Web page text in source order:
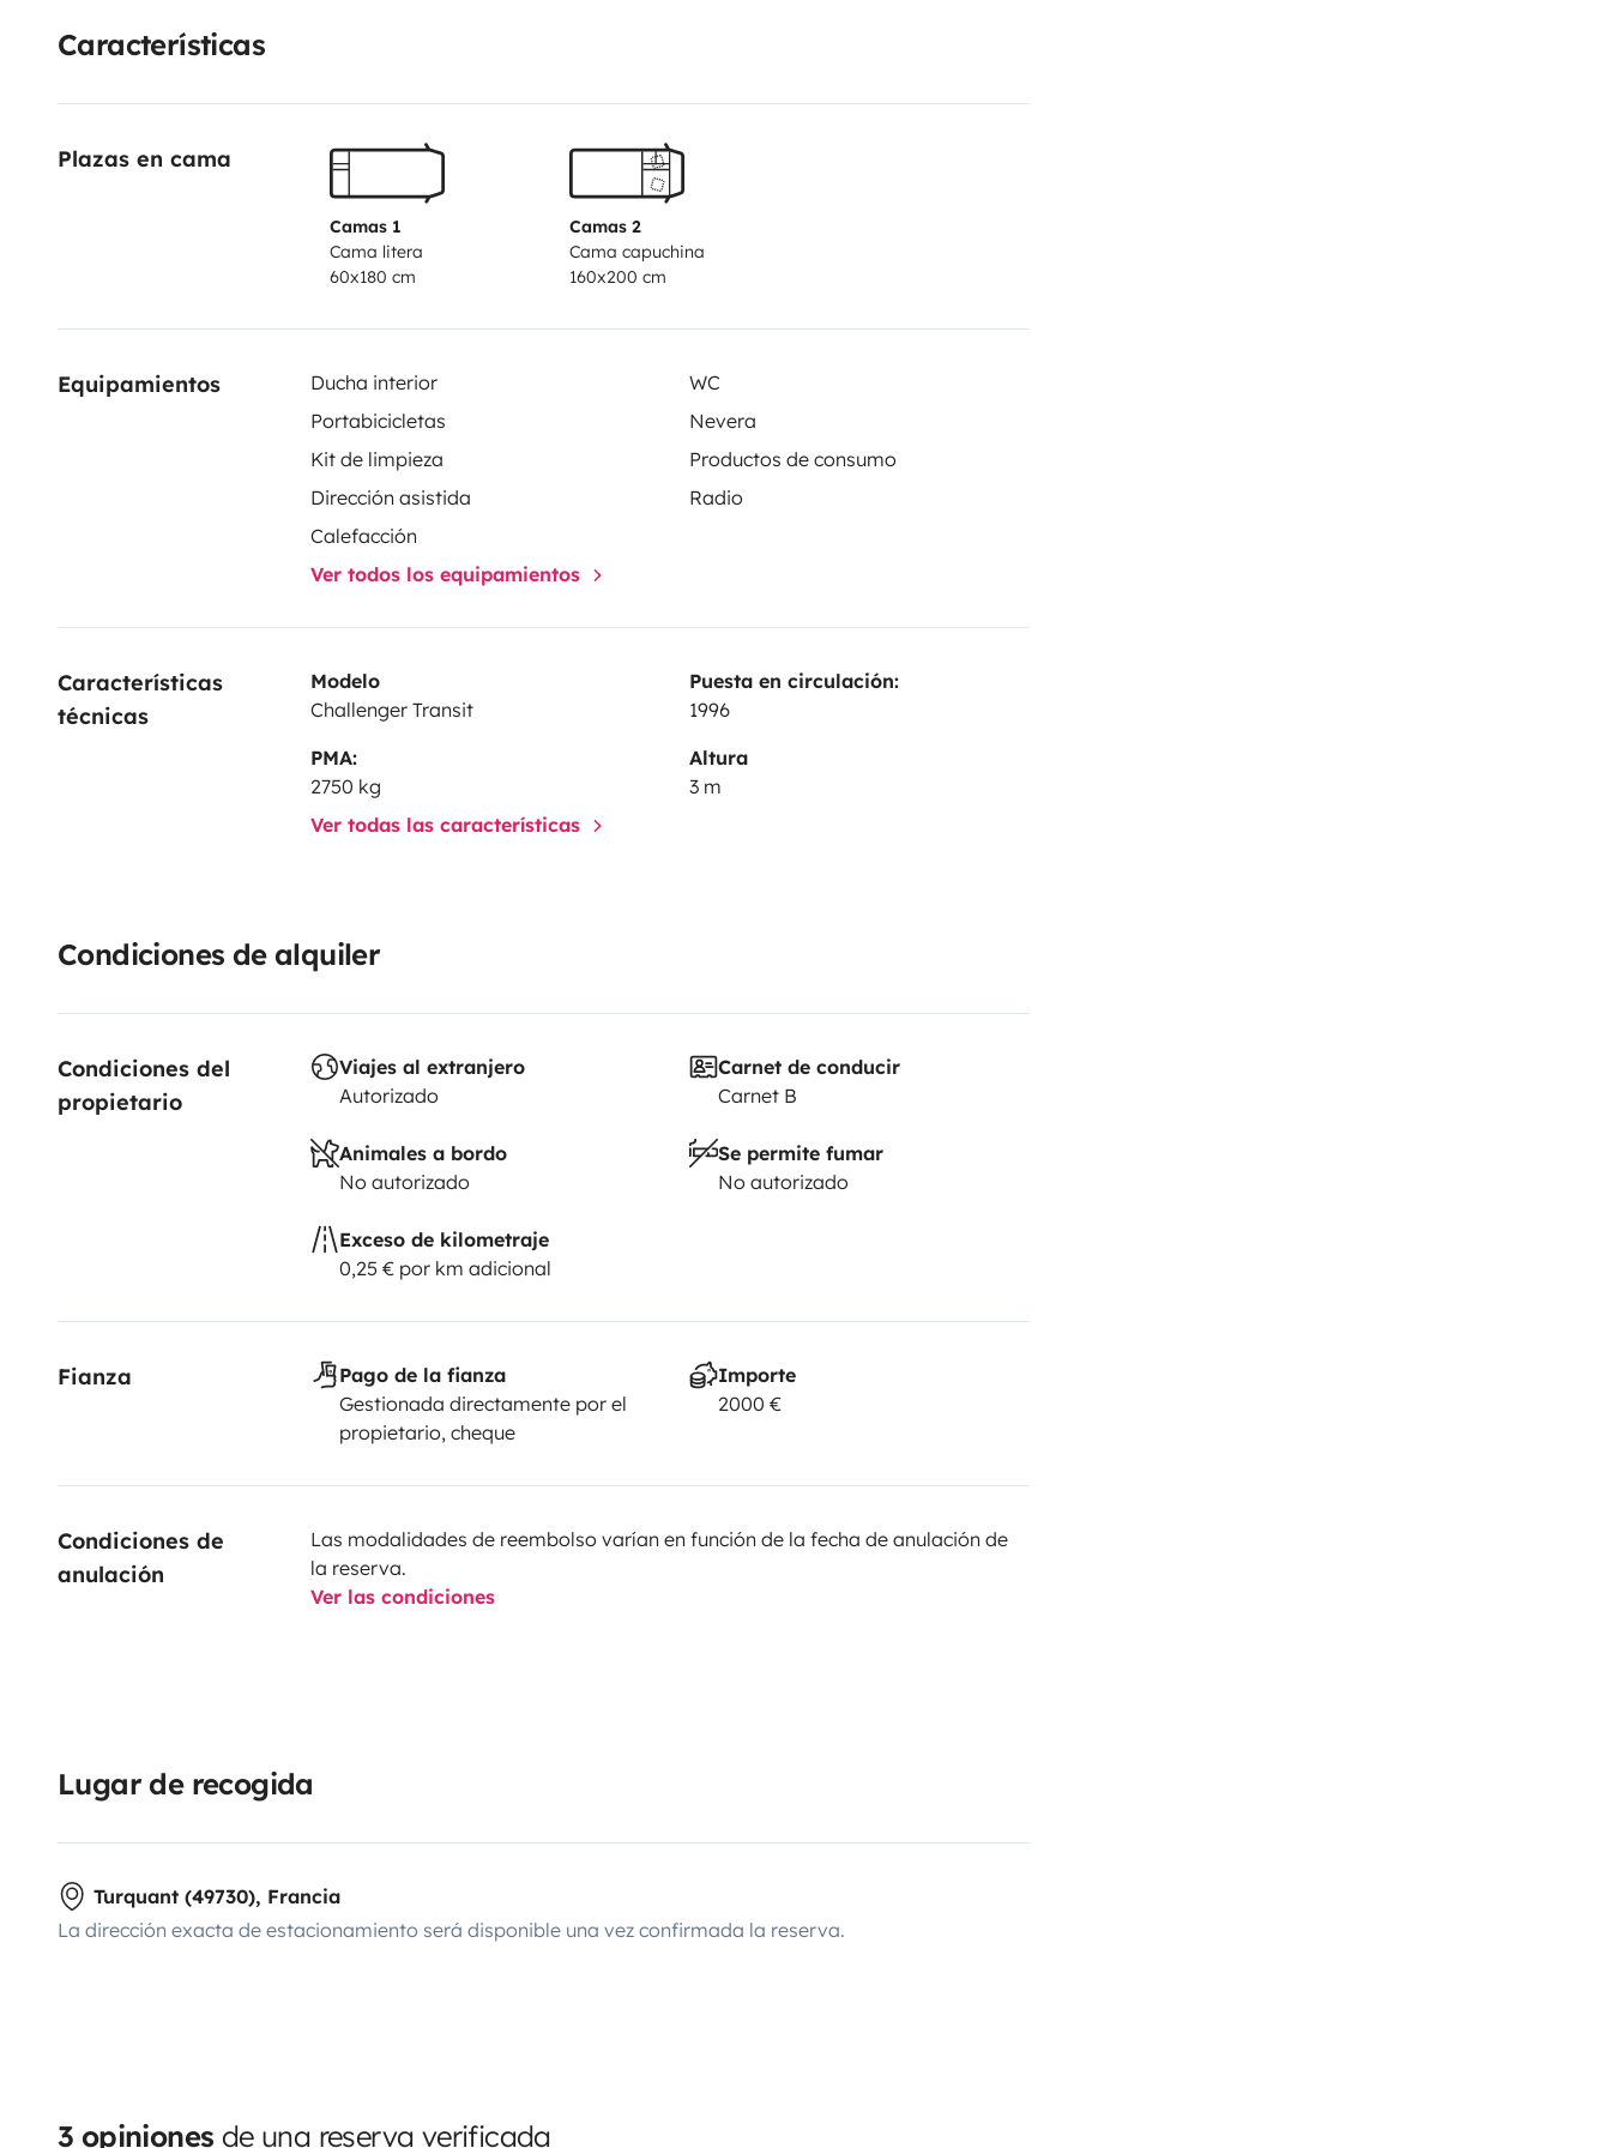
Características
Plazas en cama
Camas 1
Cama litera
60x180 cm
Camas 2
Cama capuchina
160x200 cm
Equipamientos Ducha interior
WC
Portabicicletas
Nevera
Kit de limpieza
Productos de consumo
Dirección asistida
Radio
Calefacción
Ver todos los equipamientos
Características
técnicas
Modelo
Challenger Transit
Puesta en circulación:
1996
PMA:
2750 kg
Altura
3 m
Ver todas las características
Condiciones de alquiler
Condiciones del
propietario
Viajes al extranjero
Autorizado
Carnet de conducir
Carnet B
Animales a bordo
No autorizado
Se permite fumar
No autorizado
Exceso de kilometraje
0,25 € por km adicional
Fianza
Pago de la fianza
Gestionada directamente por el
propietario, cheque
Importe
2000 €
Condiciones de
anulación
Las modalidades de reembolso varían en función de la fecha de anulación de
la reserva.
Ver las condiciones
Lugar de recogida
Turquant (49730), Francia
La dirección exacta de estacionamiento será disponible una vez confirmada la reserva.
3 opiniones de una reserva verificada